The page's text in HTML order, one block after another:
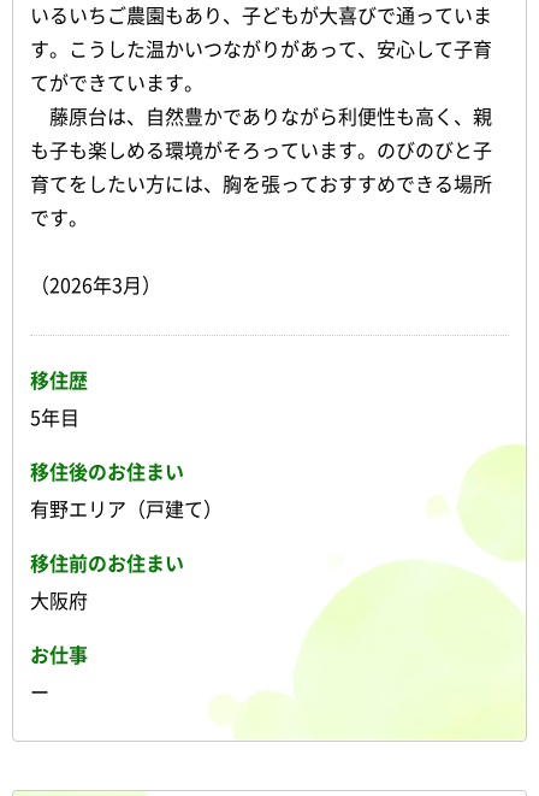
いるいちご農園もあり、子どもが大喜びで通っていま
す。こうした温かいつながりがあって、安心して子育
てができています。
藤原台は、自然豊かでありながら利便性も高く、親
も子も楽しめる環境がそろっています。のびのびと子
育てをしたい方には、胸を張っておすすめできる場所
です。
（2026年3月）
移住歴
5年目
移住後のお住まい
有野エリア（戸建て）
移住前のお住まい
大阪府
お仕事
ー